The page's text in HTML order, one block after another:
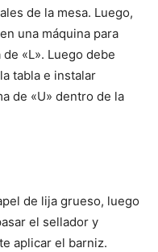
de la mesa. Luego,
una máquina para
«L». Luego debe
tabla e instalar
de «U» dentro de la
de lija grueso, luego
el sellador y
aplicar el barniz.